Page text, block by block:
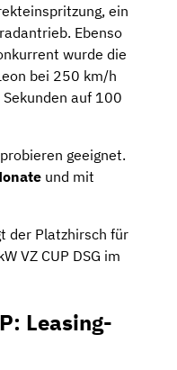
ein
Ebenso
wurde die
bei 250 km/h
auf 100
geeignet.
und mit
der Platzhirsch für
VZ CUP DSG im
Leasing-